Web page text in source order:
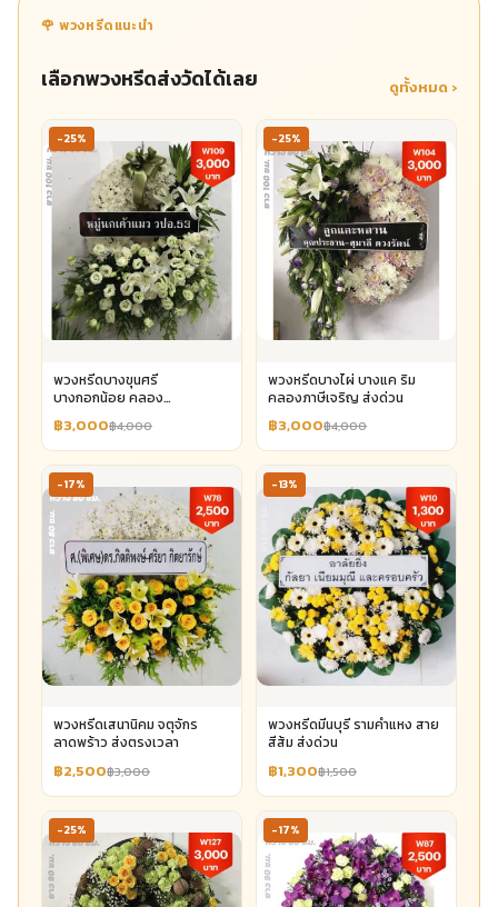
🌹 พวงหรีดแนะนำ
เลือกพวงหรีดส่งวัดได้เลย ดูทั้งหมด ›
-25%
พวงหรีดบางขุนศรี
บางกอกน้อย คลอง
฿3,000฿4,000
-25%
พวงหรีดบางไผ่ บางแค ริม
คลองภาษีเจริญ ส่งด่วน
฿3,000฿4,000
-17%
พวงหรีดเสนานิคม จตุจักร
ลาดพร้าว ส่งตรงเวลา
฿2,500฿3,000
-13%
พวงหรีดมีนบุรี รามคำแหง สาย
สีส้ม ส่งด่วน
฿1,300฿1,500
-25% -17%